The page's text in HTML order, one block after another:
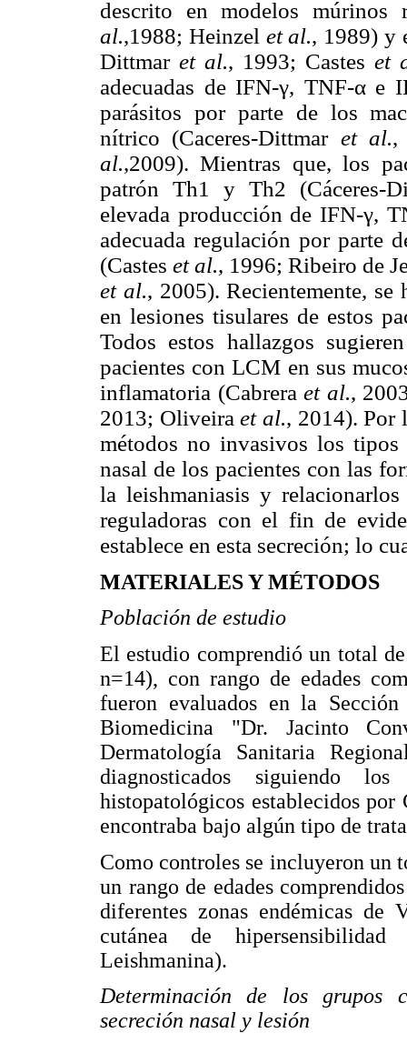
descrito en modelos múrinos
al.,1988; Heinzel et al., 1989) y
Dittmar et al., 1993; Castes et
adecuadas de IFN-γ, TNF-α e
parásitos por parte de los
nítrico (Caceres-Dittmar et al.,
al.,2009). Mientras que, los
patrón Th1 y Th2 (Cáceres-
elevada producción de IFN-γ,
adecuada regulación por parte
(Casteset al., 1996; Ribeiro de
et al., 2005). Recientemente,
en lesiones tisulares de estos
Todos estos hallazgos
pacientes con LCM en sus
inflamatoria (Cabreraet al.,
2013; Oliveiraet al., 2014). Por
métodos no invasivos los tipos
nasal de los pacientes con las
la leishmaniasis y
reguladoras con el fin de
establece en esta secreción; lo
MATERIALES Y MÉTODOS
Población de estudio
El estudio comprendió un total
n=14), con rango de edades
fueron evaluados en la
Biomedicina "Dr. Jacinto
Dermatología Sanitaria
diagnosticados siguiendo
histopatológicos establecidos
encontraba bajo algún tipo de
Como controles se incluyeron un
un rango de edades
diferentes zonas endémicas de
cutánea de
Leishmanina).
Determinación de los grupos
secreción nasal y lesión